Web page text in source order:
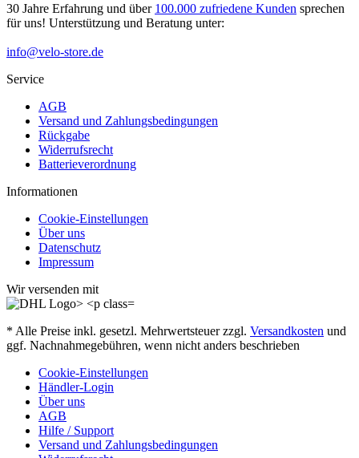
30 Jahre Erfahrung und über 100.000 zufriedene Kunden sprechen
für uns! Unterstützung und Beratung unter:
info@velo-store.de
Service
AGB
Versand und Zahlungsbedingungen
Rückgabe
Widerrufsrecht
Batterieverordnung
Informationen
Cookie-Einstellungen
Über uns
Datenschutz
Impressum
Wir versenden mit
* Alle Preise inkl. gesetzl. Mehrwertsteuer zzgl. Versandkosten und
ggf. Nachnahmegebühren, wenn nicht anders beschrieben
Cookie-Einstellungen
Händler-Login
Über uns
AGB
Hilfe / Support
Versand und Zahlungsbedingungen